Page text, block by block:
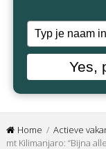
Home / Actieve
mt Kilimanjaro: “Bijna
Typ
je
naam
Yes,